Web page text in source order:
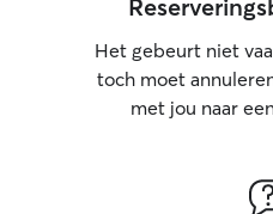
Het gebeurt niet
toch moet
met jou naar